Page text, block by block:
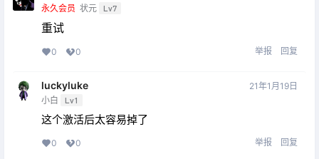
永久会员 状元 Lv7
重试
0 0 举报 回复
luckyluke
小白 Lv1
21年1月19日
这个激活后太容易掉了
0 0 举报 回复